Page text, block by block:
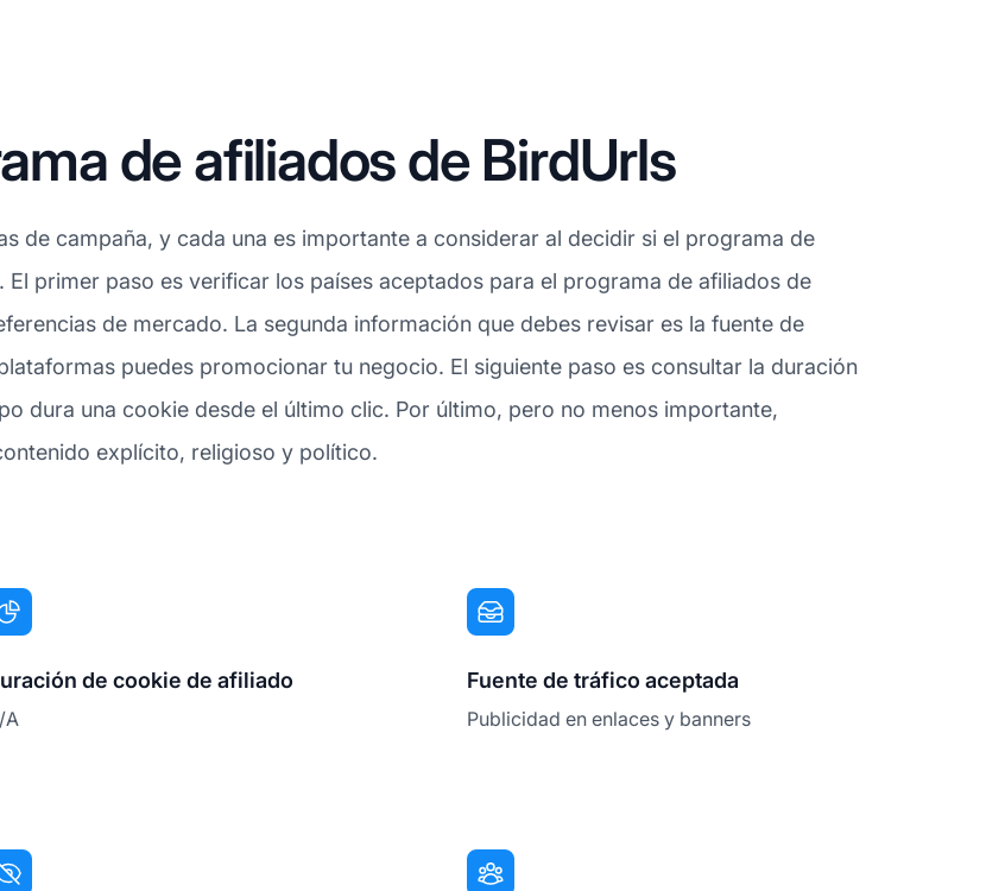
de afiliados de BirdUrls
de campaña, y cada una es importante a considerar al decidir si el programa de
primer paso es verificar los países aceptados para el programa de afiliados de
de mercado. La segunda información que debes revisar es la fuente de
puedes promocionar tu negocio. El siguiente paso es consultar la duración
dura una cookie desde el último clic. Por último, pero no menos importante,
explícito, religioso y político.
de cookie de afiliado
A
Fuente de tráfico aceptada
Publicidad en enlaces y banners